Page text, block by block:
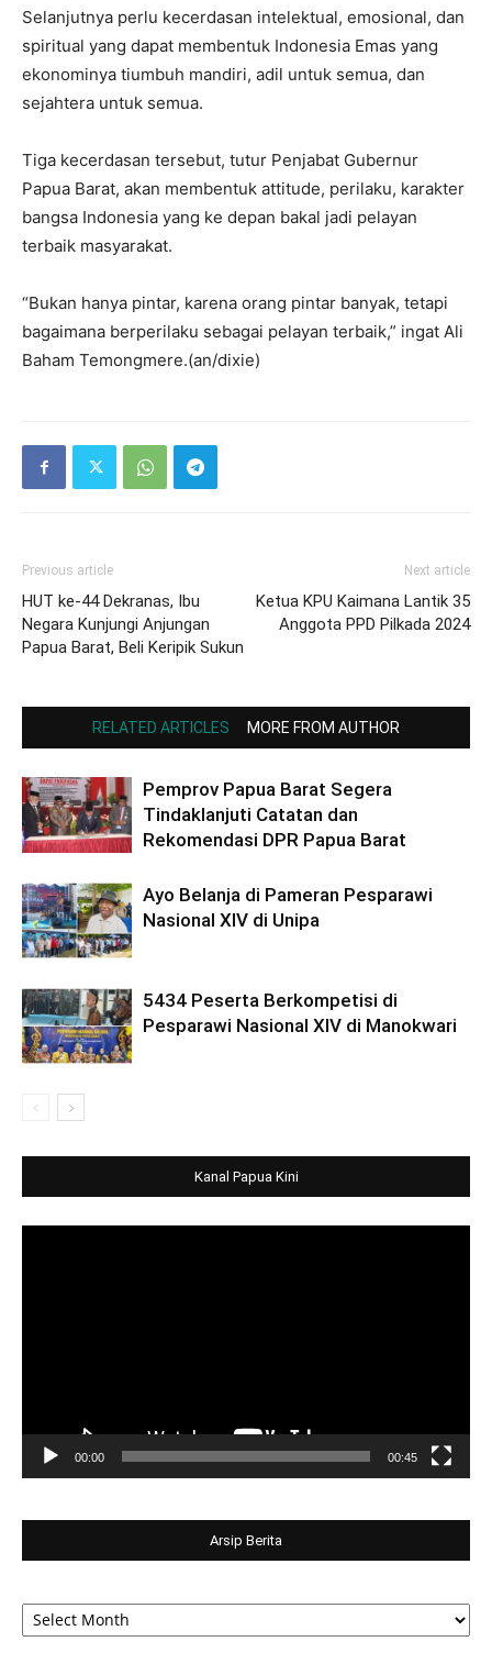
Selanjutnya perlu kecerdasan intelektual, emosional, dan
spiritual yang dapat membentuk Indonesia Emas yang
ekonominya tiumbuh mandiri, adil untuk semua, dan
sejahtera untuk semua.
Tiga kecerdasan tersebut, tutur Penjabat Gubernur
Papua Barat, akan membentuk attitude, perilaku, karakter
bangsa Indonesia yang ke depan bakal jadi pelayan
terbaik masyarakat.
“Bukan hanya pintar, karena orang pintar banyak, tetapi
bagaimana berperilaku sebagai pelayan terbaik,” ingat Ali
Baham Temongmere.(an/dixie)
Previous article
HUT ke-44 Dekranas, Ibu
Negara Kunjungi Anjungan
Papua Barat, Beli Keripik Sukun
Next article
Ketua KPU Kaimana Lantik 35
Anggota PPD Pilkada 2024
RELATED ARTICLES MORE FROM AUTHOR
Pemprov Papua Barat Segera
Tindaklanjuti Catatan dan
Rekomendasi DPR Papua Barat
Ayo Belanja di Pameran Pesparawi
Nasional XIV di Unipa
5434 Peserta Berkompetisi di
Pesparawi Nasional XIV di Manokwari
Kanal Papua Kini
00:00 00:45
Arsip Berita
Arsip
Berita